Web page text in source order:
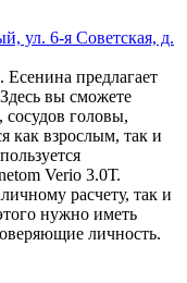
ул. 6-я Советская, д.
предлагает
вы сможете
головы,
как взрослым, так и
Verio 3.0Т.
расчету, так и
нужно иметь
личность.